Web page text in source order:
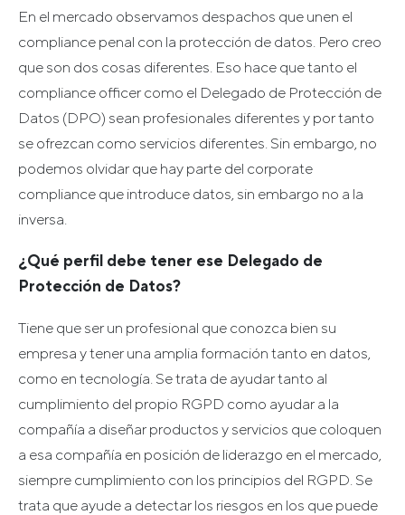
En el mercado observamos despachos que unen el
compliance penal con la protección de datos. Pero creo
que son dos cosas diferentes. Eso hace que tanto el
compliance officer como el Delegado de Protección de
Datos (DPO) sean profesionales diferentes y por tanto
se ofrezcan como servicios diferentes. Sin embargo, no
podemos olvidar que hay parte del corporate
compliance que introduce datos, sin embargo no a la
inversa.
¿Qué perfil debe tener ese Delegado de
Protección de Datos?
Tiene que ser un profesional que conozca bien su
empresa y tener una amplia formación tanto en datos,
como en tecnología. Se trata de ayudar tanto al
cumplimiento del propio RGPD como ayudar a la
compañía a diseñar productos y servicios que coloquen
a esa compañía en posición de liderazgo en el mercado,
siempre cumplimiento con los principios del RGPD. Se
trata que ayude a detectar los riesgos en los que puede